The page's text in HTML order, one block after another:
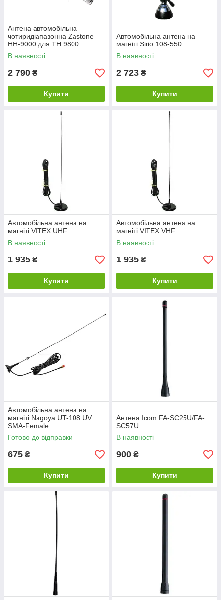
Антена автомобільна
чотиридіапазонна Zastone
HH-9000 для TH 9800
В наявності
2 790 ₴
Купити
Автомобільна антена на
магніті Sirio 108-550
В наявності
2 723 ₴
Купити
Автомобільна антена на
магніті VITEX UHF
В наявності
1 935 ₴
Купити
Автомобільна антена на
магніті VITEX VHF
В наявності
1 935 ₴
Купити
Автомобільна антена на
магніті Nagoya UT-108 UV
SMA-Female
Готово до відправки
675 ₴
Купити
Антена Icom FA-SC25U/FA-
SC57U
В наявності
900 ₴
Купити